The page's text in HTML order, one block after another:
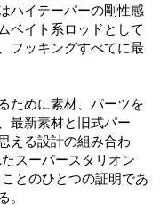
ハイテーパーの剛性感
ベイト系ロッドとして
フッキングすべてに最
ために素材、パーツを
最新素材と旧式パー
える設計の組み合わ
スーパースタリオン
とのひとつの証明であ
。